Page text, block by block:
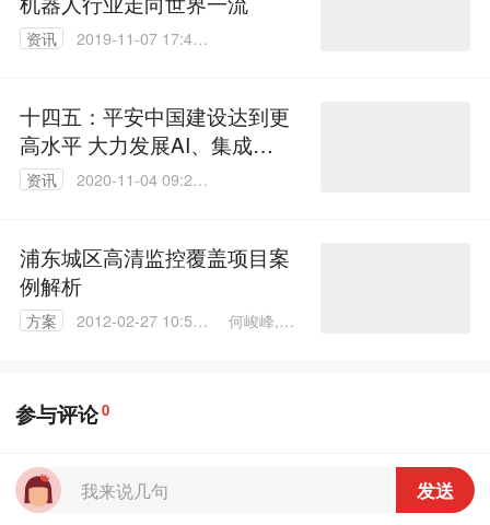
资讯
2019-11-07 17:43:
十四五：平安中国建设达到更
高水平 大力发展AI、集成电
路等前沿科技
资讯
2020-11-04 09:28:
浦东城区高清监控覆盖项目案
例解析
方案
2012-02-27 10:59:
何峻峰,谢
参与评论0
发送